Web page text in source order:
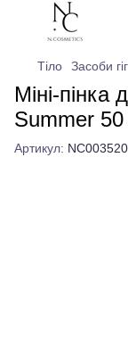
Тіло Засоби
Міні-
Summer
Артикул: NC003520